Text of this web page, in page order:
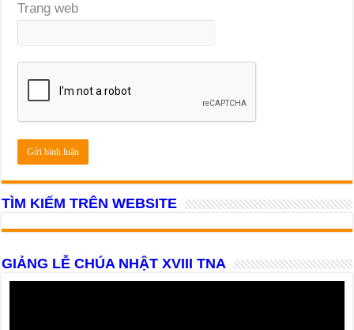
Trang web
TÌM KIẾM TRÊN WEBSITE
GIẢNG LỄ CHÚA NHẬT XVIII TNA